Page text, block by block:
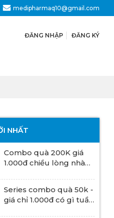
medipharmaq10@gmail.com
ĐĂNG NHẬP ĐĂNG KÝ
NHẤT
Combo quà 200K giá
1.000đ chiều lòng nhà
Series combo quà 50k -
giá chỉ 1.000đ có gì tuần